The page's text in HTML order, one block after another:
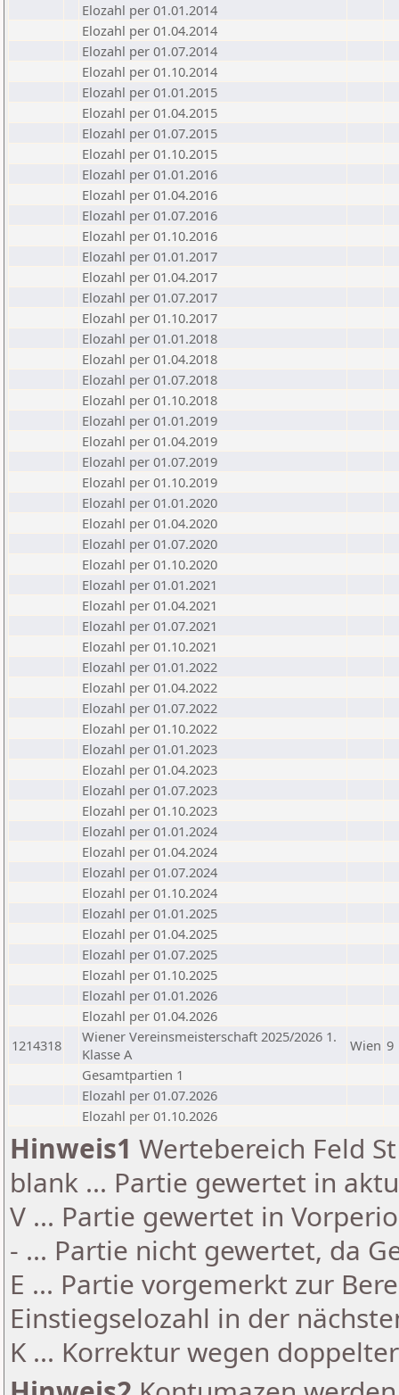
Elozahl per 01.01.2014
Elozahl per 01.04.2014
Elozahl per 01.07.2014
Elozahl per 01.10.2014
Elozahl per 01.01.2015
Elozahl per 01.04.2015
Elozahl per 01.07.2015
Elozahl per 01.10.2015
Elozahl per 01.01.2016
Elozahl per 01.04.2016
Elozahl per 01.07.2016
Elozahl per 01.10.2016
Elozahl per 01.01.2017
Elozahl per 01.04.2017
Elozahl per 01.07.2017
Elozahl per 01.10.2017
Elozahl per 01.01.2018
Elozahl per 01.04.2018
Elozahl per 01.07.2018
Elozahl per 01.10.2018
Elozahl per 01.01.2019
Elozahl per 01.04.2019
Elozahl per 01.07.2019
Elozahl per 01.10.2019
Elozahl per 01.01.2020
Elozahl per 01.04.2020
Elozahl per 01.07.2020
Elozahl per 01.10.2020
Elozahl per 01.01.2021
Elozahl per 01.04.2021
Elozahl per 01.07.2021
Elozahl per 01.10.2021
Elozahl per 01.01.2022
Elozahl per 01.04.2022
Elozahl per 01.07.2022
Elozahl per 01.10.2022
Elozahl per 01.01.2023
Elozahl per 01.04.2023
Elozahl per 01.07.2023
Elozahl per 01.10.2023
Elozahl per 01.01.2024
Elozahl per 01.04.2024
Elozahl per 01.07.2024
Elozahl per 01.10.2024
Elozahl per 01.01.2025
Elozahl per 01.04.2025
Elozahl per 01.07.2025
Elozahl per 01.10.2025
Elozahl per 01.01.2026
Elozahl per 01.04.2026
1214318
Wiener Vereinsmeisterschaft 2025/2026 1.
Klasse A
Wien 9
Gesamtpartien 1
Elozahl per 01.07.2026
Elozahl per 01.10.2026
Hinweis1 Wertebereich Feld
blank ... Partie gewertet in
V ... Partie gewertet in
- ... Partie nicht gewertet, da
E ... Partie vorgemerkt zur
Einstiegselozahl in der
K ... Korrektur wegen